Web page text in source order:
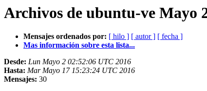
Archivos de ubuntu-ve Mayo
Mensajes ordenados por: [ hilo ] [ autor ] [ fecha ]
Mas información sobre esta lista...
Desde: Lun Mayo 2 02:52:06 UTC 2016
Hasta: Mar Mayo 17 15:23:24 UTC 2016
Mensajes: 30